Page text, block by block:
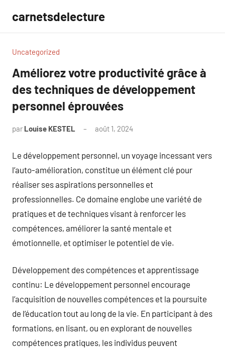
contenu
carnetsdelecture
Uncategorized
Améliorez votre productivité grâce à
des techniques de développement
personnel éprouvées
par Louise KESTEL août 1, 2024
Le développement personnel, un voyage incessant vers
l’auto-amélioration, constitue un élément clé pour
réaliser ses aspirations personnelles et
professionnelles. Ce domaine englobe une variété de
pratiques et de techniques visant à renforcer les
compétences, améliorer la santé mentale et
émotionnelle, et optimiser le potentiel de vie.
Développement des compétences et apprentissage
continu: Le développement personnel encourage
l’acquisition de nouvelles compétences et la poursuite
de l’éducation tout au long de la vie. En participant à des
formations, en lisant, ou en explorant de nouvelles
compétences pratiques, les individus peuvent